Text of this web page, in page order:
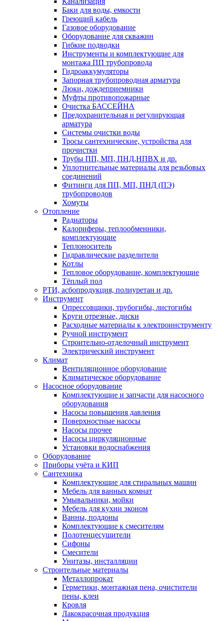
Баки для воды, емкости
Греющий кабель
Газовое оборудование
Оборудование для скважин
Гибкие подводки
Инструменты и комплектующие для
монтажа ПП трубопровода
Гидроаккумуляторы
Запорная трубопроводная арматура
Люки, дождеприемники
Муфты противопожарные
Очистка БАССЕЙНА
Предохранительная и регулирующая
арматура
Системы очистки воды
Тросы сантехнические, устройства для
прочистки
Трубы ПП, МП, ПНД,НПВХ и др.
Уплотнительные материалы для резьбовых
соединений
Фитинги для ПП, МП, ПНД (ПЭ)
трубопроводов
Хомуты
Отопление
Радиаторы
Калориферы, теплообменники,
комплектующие
Теплоноситель
Гидравлические разделители
Котлы
Тепловое оборудование, комплектующие
Тёплый пол
РТИ, асбопродукция, полиуретан и др.
Инструмент
Опрессовщики, трубогибы, листогибы
Круги отрезные, диски
Расходные материалы к электроинструменту
Ручной инструмент
Строительно-отделочный инструмент
Электрический инструмент
Климат
Вентиляционное оборудование
Климатическое оборудование
Насосное оборудование
Комплектующие и запчасти для насосного
оборудования
Насосы повышения давления
Поверхностные насосы
Насосы прочее
Насосы циркуляционные
Установки водоснабжения
Оборудование
Приборы учёта и КИП
Сантехника
Комплектующие для стиральных машин
Мебель для ванных комнат
Умывальники, мойки
Мебель для кухни эконом
Ванны, поддоны
Комплектующие к смесителям
Полотенцесушители
Сифоны
Смесители
Унитазы, инсталляции
Строительные материалы
Металлопрокат
Герметики, монтажная пена, очистители
пены, клеи
Кровля
Лакокрасочная продукция